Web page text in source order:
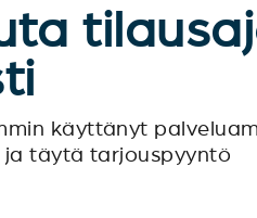
käyttänyt
ja täytä tarjouspyyntö